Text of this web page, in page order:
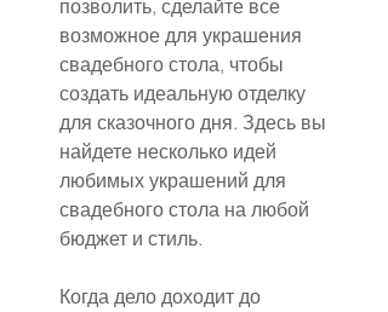
позволить, сделайте все
возможное для украшения
свадебного стола, чтобы
создать идеальную отделку
для сказочного дня. Здесь вы
найдете несколько идей
любимых украшений для
свадебного стола на любой
бюджет и стиль.
Когда дело доходит до